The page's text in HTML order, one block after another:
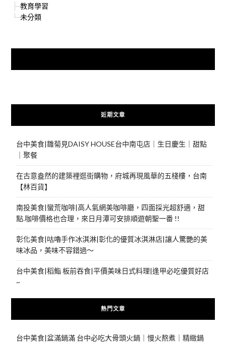
教育學習
未分類
近期文章
台中美食|雛菊見DAISY HOUSE台中南屯店｜生日慶生｜甜點
｜聚餐
在古意盎然的建築裡逛街購物，府城再現風華的五棧樓，台南
【林百貨】
南投美食|蠻荒咖啡|高人氣網美咖啡廳，四面採光超舒適，甜
點.咖啡價格也合理，來日月潭可安排順遊朝聖一番 !!
彰化美食|咕嚕手作冰淇淋|彰化的優質冰淇淋店|讓人驚艷的美
味冰品，美味不容錯過～
台中美食|稻鮨 板前吞食|平價美味日式料理|逢甲必吃優質好店
~
熱門文章
台中美食|盆滿鍋滿 台中必吃大骨頭火鍋｜慢火熬煮｜精緻鍋